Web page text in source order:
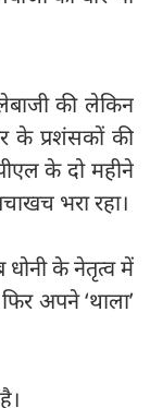
की लेकिन
के प्रशंसकों की
के दो महीने
भरा रहा।
के नेतृत्व में
अपने ‘थाला’